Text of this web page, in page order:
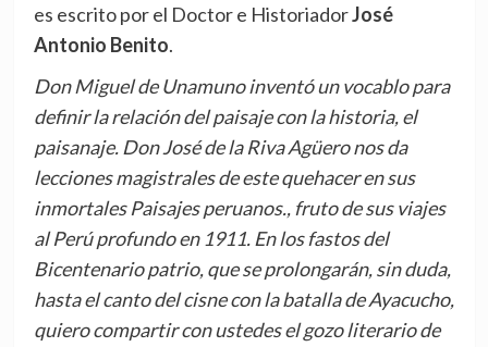
es escrito por el Doctor e HistoriadorJosé
Antonio Benito.
Don Miguel de Unamuno inventó un vocablo para
definir la relación del paisaje con la historia, el
paisanaje. Don José de la Riva Agüero nos da
lecciones magistrales de este quehacer en sus
inmortales Paisajesperuanos.,fruto de sus viajes
al Perú profundo en 1911. En los fastos del
Bicentenario patrio, que se prolongarán, sin duda,
hasta el canto del cisne con la batalla de Ayacucho,
quiero compartir con ustedes el gozo literario de